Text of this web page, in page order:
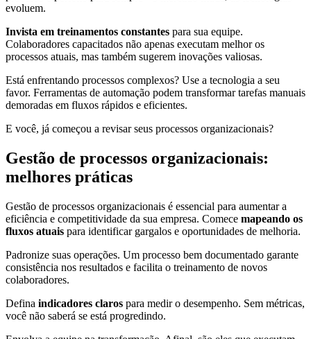
evoluem.
Invista em treinamentos constantes para sua equipe.
Colaboradores capacitados não apenas executam melhor os
processos atuais, mas também sugerem inovações valiosas.
Está enfrentando processos complexos? Use a tecnologia a seu
favor. Ferramentas de automação podem transformar tarefas manuais
demoradas em fluxos rápidos e eficientes.
E você, já começou a revisar seus processos organizacionais?
Gestão de processos organizacionais:
melhores práticas
Gestão de processos organizacionais é essencial para aumentar a
eficiência e competitividade da sua empresa. Comece mapeando os
fluxos atuais para identificar gargalos e oportunidades de melhoria.
Padronize suas operações. Um processo bem documentado garante
consistência nos resultados e facilita o treinamento de novos
colaboradores.
Defina indicadores claros para medir o desempenho. Sem métricas,
você não saberá se está progredindo.